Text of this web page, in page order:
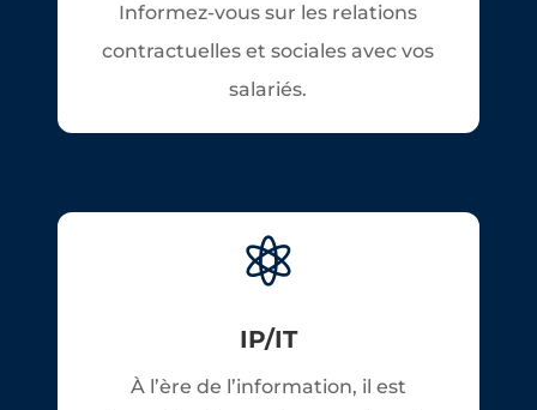
Informez-vous sur les relations
contractuelles et sociales avec vos
salariés.

IP/IT
À l’ère de l’information, il est